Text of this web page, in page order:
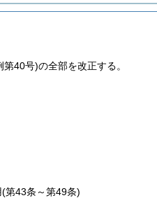
40号)の全部を改正する。
(第43条～第49条)